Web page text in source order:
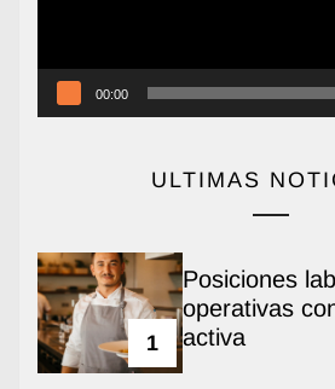
00:00
ULTIMAS
1
Posiciones
operativas
activa